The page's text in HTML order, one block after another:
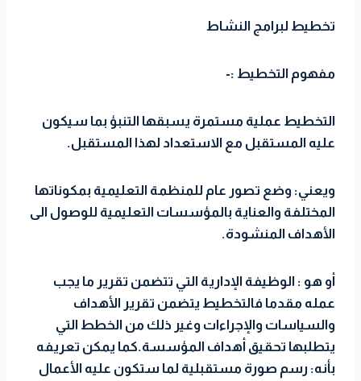
n
e
I
n
i
t
r
a
s
p
p
تخطيط لبرامج النشاط
مفهوم التخطيط :-
التخطيط عملية مستمرة يسبقها التنبؤ بما سيكون
عليه المستقبل مع الاستعداد لهذا المستقبل.
ويعني: وضع تصور عام للمنظمة التعليمية بمكوناتها
المختلفة والعناية بالمؤسسات التعليمية للوصول الى
الأهداف المنشودة.
أو هو : الوظيفة الإدارية التي تتضمن تقرير ما يجب
عمله مقدما فالتخطيط يتضمن تقرير الأهداف
والسياسات والإجراءات وغير ذلك من الخطط التي
يتطلبها تحقيق أهداف المؤسسة.كما يمكن تعريفه
بأنه: رسم صورة مستقبلية لما ستكون عليه الأعمال